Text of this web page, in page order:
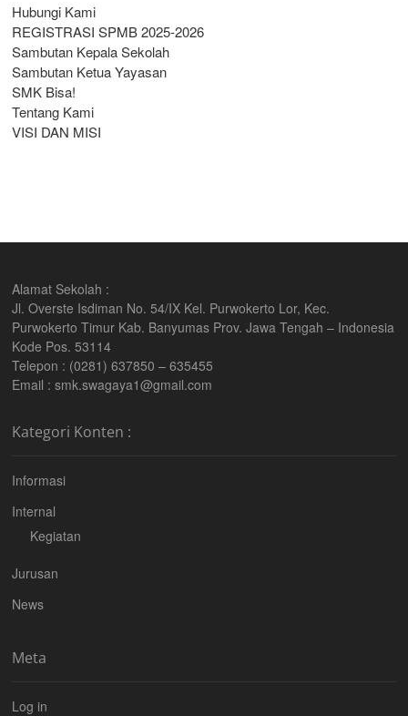
Hubungi Kami
REGISTRASI SPMB 2025-2026
Sambutan Kepala Sekolah
Sambutan Ketua Yayasan
SMK Bisa!
Tentang Kami
VISI DAN MISI
Alamat Sekolah :
Jl. Overste Isdiman No. 54/IX Kel. Purwokerto Lor, Kec.
Purwokerto Timur Kab. Banyumas Prov. Jawa Tengah – Indonesia
Kode Pos. 53114
Telepon : (0281) 637850 – 635455
Email : smk.swagaya1@gmail.com
Kategori Konten :
Informasi
Internal
Kegiatan
Jurusan
News
Meta
Log in